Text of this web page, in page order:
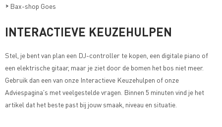
> Bax-shop Goes
INTERACTIEVE KEUZEHULPEN
Stel, je bent van plan een DJ-controller te kopen, een digitale piano of
een elektrische gitaar, maar je ziet door de bomen het bos niet meer.
Gebruik dan een van onze Interactieve Keuzehulpen of onze
Adviespagina's met veelgestelde vragen . Binnen 5 minuten vind je het
artikel dat het beste past bij jouw smaak, niveau en situatie.